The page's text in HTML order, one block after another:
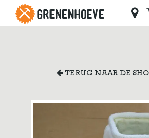
TERUG NAAR DE